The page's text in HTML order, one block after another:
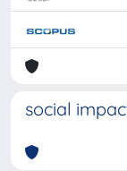
social